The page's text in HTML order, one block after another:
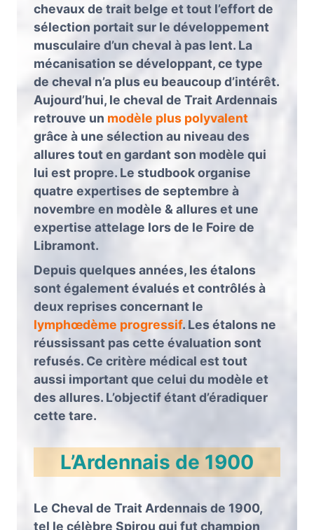
chevaux de trait belge et tout l’effort de
sélection portait sur le développement
musculaire d’un cheval à pas lent. La
mécanisation se développant, ce type
de cheval n’a plus eu beaucoup d’intérêt.
Aujourd’hui, le cheval de Trait Ardennais
retrouve un modèle plus polyvalent
grâce à une sélection au niveau des
allures tout en gardant son modèle qui
lui est propre. Le studbook organise
quatre expertises de septembre à
novembre en modèle & allures et une
expertise attelage lors de le Foire de
Libramont.
Depuis quelques années, les étalons
sont également évalués et contrôlés à
deux reprises concernant le
lymphœdème progressif. Les étalons ne
réussissant pas cette évaluation sont
refusés. Ce critère médical est tout
aussi important que celui du modèle et
des allures. L’objectif étant d’éradiquer
cette tare.
L’Ardennais de 1900
Le Cheval de Trait Ardennais de 1900,
tel le célèbre Spirou qui fut champion